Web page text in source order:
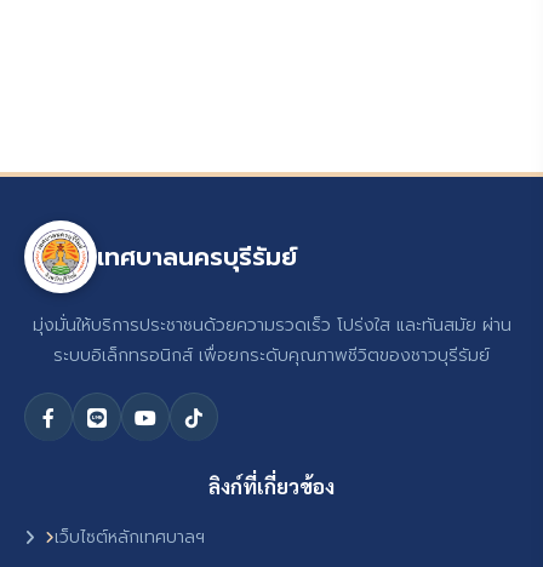
เทศบาลนครบุรีรัมย์
มุ่งมั่นให้บริการประชาชนด้วยความรวดเร็ว โปร่งใส และทันสมัย ผ่าน
ระบบอิเล็กทรอนิกส์ เพื่อยกระดับคุณภาพชีวิตของชาวบุรีรัมย์
ลิงก์ที่เกี่ยวข้อง
เว็บไซต์หลักเทศบาลฯ